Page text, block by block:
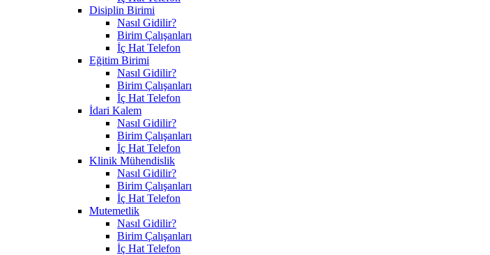
Disiplin Birimi
Nasıl Gidilir?
Birim Çalışanları
İç Hat Telefon
Eğitim Birimi
Nasıl Gidilir?
Birim Çalışanları
İç Hat Telefon
İdari Kalem
Nasıl Gidilir?
Birim Çalışanları
İç Hat Telefon
Klinik Mühendislik
Nasıl Gidilir?
Birim Çalışanları
İç Hat Telefon
Mutemetlik
Nasıl Gidilir?
Birim Çalışanları
İç Hat Telefon